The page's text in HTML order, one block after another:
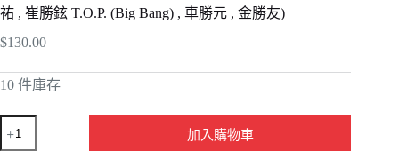
祐 , 崔勝鉉 T.O.P. (Big Bang) , 車勝元 , 金勝友)
$130.00
10 件庫存
加入購物車